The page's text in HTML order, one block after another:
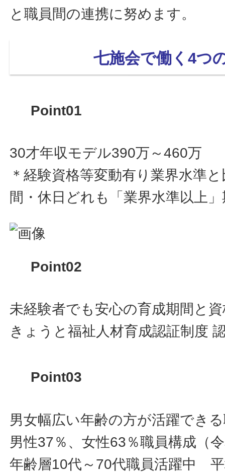
と職員間の連携に努めます。
七施会で働く4つ
Point01
30才年収モデル390万～460万
＊経験資格等変動有り業界水準
間・休日どれも「業界水準以上
Point02
未経験者でも安心の育成期間と
きょうと福祉人材育成認証制度
Point03
男女幅広い年齢の方が活躍でき
男性37％、女性63％職員構成（
年齢層10代～70代職員活躍中